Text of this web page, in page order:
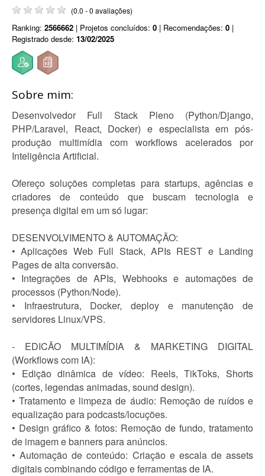
(0.0 - 0 avaliações)
Ranking: 2566662 | Projetos concluídos: 0 | Recomendações: 0 |
Registrado desde: 13/02/2025
Sobre mim:
Desenvolvedor Full Stack Pleno (Python/Django,
PHP/Laravel, React, Docker) e especialista em pós-
produção multimídia com workflows acelerados por
Inteligência Artificial.
Ofereço soluções completas para startups, agências e
criadores de conteúdo que buscam tecnologia e
presença digital em um só lugar:
DESENVOLVIMENTO & AUTOMAÇÃO:
• Aplicações Web Full Stack, APIs REST e Landing
Pages de alta conversão.
• Integrações de APIs, Webhooks e automações de
processos (Python/Node).
• Infraestrutura, Docker, deploy e manutenção de
servidores Linux/VPS.
- EDICÃO MULTIMÍDIA & MARKETING DIGITAL
(Workflows com IA):
• Edição dinâmica de vídeo: Reels, TikToks, Shorts
(cortes, legendas animadas, sound design).
• Tratamento e limpeza de áudio: Remoção de ruídos e
equalização para podcasts/locuções.
• Design gráfico & fotos: Remoção de fundo, tratamento
de imagem e banners para anúncios.
• Automação de conteúdo: Criação e escala de assets
digitais combinando código e ferramentas de IA.